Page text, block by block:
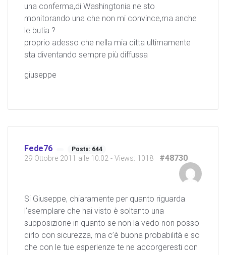
una conferma,di Washingtonia ne sto
monitorando una che non mi convince,ma anche
le butia ?
proprio adesso che nella mia citta ultimamente
sta diventando sempre più diffussa
giuseppe
Fede76 Posts: 644
29 Ottobre 2011 alle 10:02 - Views: 1018 #48730
Si Giuseppe, chiaramente per quanto riguarda
l’esemplare che hai visto è soltanto una
supposizione in quanto se non la vedo non posso
dirlo con sicurezza, ma c’è buona probabilità e so
che con le tue esperienze te ne accorgeresti con